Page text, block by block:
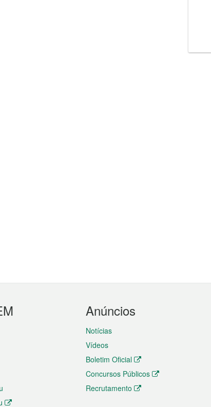
Anúncios
Notícias
Vídeos
Boletim Oficial
Concursos Públicos
Recrutamento